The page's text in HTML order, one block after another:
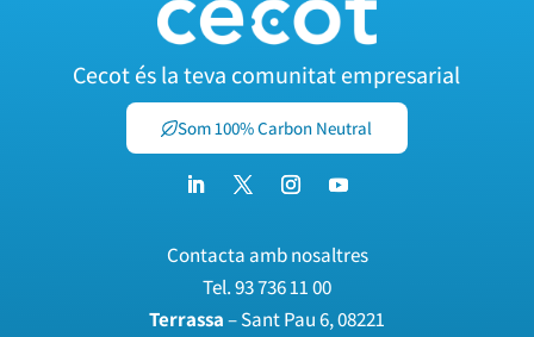
Cecot és la teva comunitat empresarial
Som 100% Carbon Neutral
Contacta amb nosaltres
Tel.93 736 11 00
Terrassa– Sant Pau 6, 08221